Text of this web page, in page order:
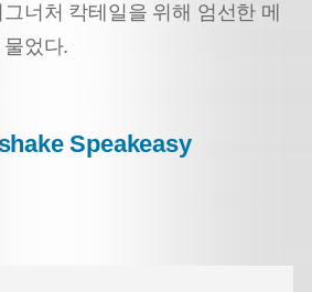
너처 칵테일을 위해 엄선한 메
었다.
Speakeasy